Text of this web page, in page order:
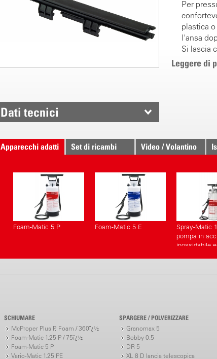
Per
plastica
l'ansa
Si lascia
pompanti.
Si può
Leggere di
Dati tecnici
Apparecchi adatti Set di ricambi Video / Volantino
Foam-Matic 5 P Foam-Matic 5 E
Spray-Matic
pompa in
inossidabile
SCHIUMARE
McProper Plus P, Foam / 360ï¿½
Foam-Matic 1.25 P / 75ï¿½
Foam-Matic 5 P
Vario-Matic 1.25 PE
SPARGERE / POLVERIZZARE
Granomax 5
Bobby 0.5
DR 5
XL 8 D lancia telescopica